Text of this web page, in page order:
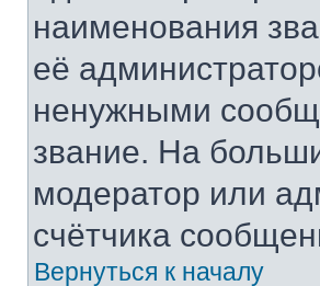
наименования
её
ненужными
звание. На
модератор или
счётчика
Вернуться к началу